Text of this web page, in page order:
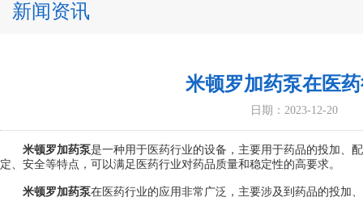
新闻资讯
米顿罗加药泵在医
日期：2023-12-20
米顿罗加药泵是一种用于医药行业的设备，主要用于药品的投加、
定、安全等特点，可以满足医药行业对药品质量和稳定性的高要求。
米顿罗加药泵在医药行业的应用非常广泛，主要涉及到药品的投加